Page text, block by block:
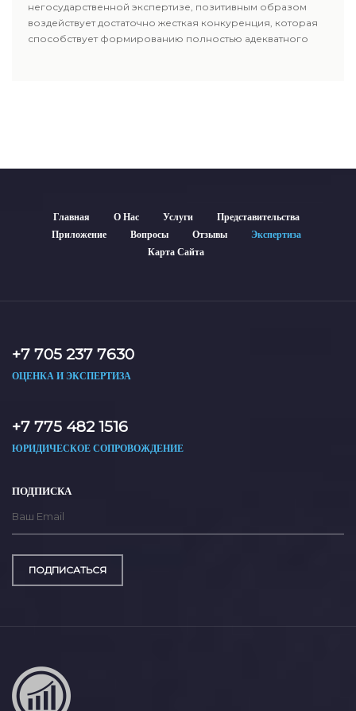
негосударственной экспертизе, позитивным образом
воздействует достаточно жесткая конкуренция, которая
способствует формированию полностью адекватного
Главная О Нас Услуги
Представительства
Приложение
Вопросы Отзывы
Экспертиза
Карта Сайта
+7 705 237 7630
ОЦЕНКА И ЭКСПЕРТИЗА
+7 775 482 1516
ЮРИДИЧЕСКОЕ СОПРОВОЖДЕНИЕ
ПОДПИСКА
ПОДПИСАТЬСЯ